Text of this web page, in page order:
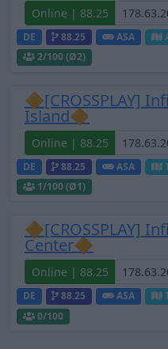
Online | 88.25
DE 88.25 ASA
2/100 (Ø2)
🔶[CROSSPLAY]
Island🔶
Online | 88.25
DE 88.25 ASA
1/100 (Ø1)
🔶[CROSSPLAY]
Center🔶
Online | 88.25
DE 88.25 ASA
0/100